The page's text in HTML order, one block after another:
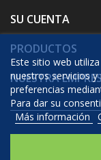
SU CUENTA
PRODUCTOS
NUESTRA
Este sitio web
nuestros servicios
preferencias
Para dar su
Más información
© 2026 - Software